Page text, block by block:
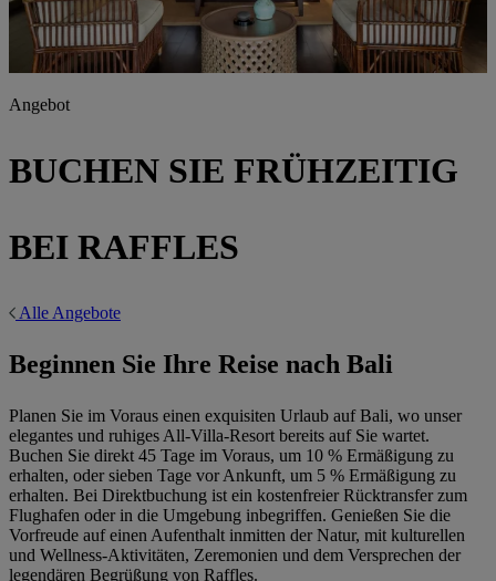
Angebot
BUCHEN SIE FRÜHZEITIG
BEI RAFFLES
Alle Angebote
Beginnen Sie Ihre Reise nach Bali
Planen Sie im Voraus einen exquisiten Urlaub auf Bali, wo unser
elegantes und ruhiges All-Villa-Resort bereits auf Sie wartet.
Buchen Sie direkt 45 Tage im Voraus, um 10 % Ermäßigung zu
erhalten, oder sieben Tage vor Ankunft, um 5 % Ermäßigung zu
erhalten. Bei Direktbuchung ist ein kostenfreier Rücktransfer zum
Flughafen oder in die Umgebung inbegriffen. Genießen Sie die
Vorfreude auf einen Aufenthalt inmitten der Natur, mit kulturellen
und Wellness-Aktivitäten, Zeremonien und dem Versprechen der
legendären Begrüßung von Raffles.